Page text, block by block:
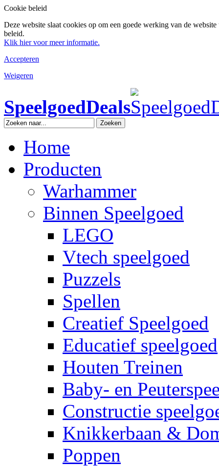
Cookie beleid
Deze website slaat cookies op om een goede werking van de
beleid.
Klik hier voor meer informatie.
Accepteren
Weigeren
SpeelgoedDeals
Zoeken
Home
Producten
Warhammer
Binnen Speelgoed
LEGO
Vtech speelgoed
Puzzels
Spellen
Creatief Speelgoed
Educatief speelgoed
Houten Treinen
Baby- en
Constructie
Knikkerbaan &
Poppen